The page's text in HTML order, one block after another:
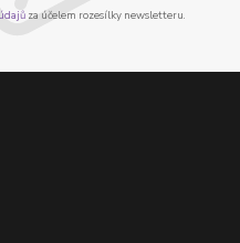
za účelem rozesílky newsletteru.